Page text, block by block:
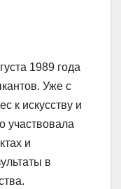
1989 года
Уже с
к искусству и
участвовала
и
в